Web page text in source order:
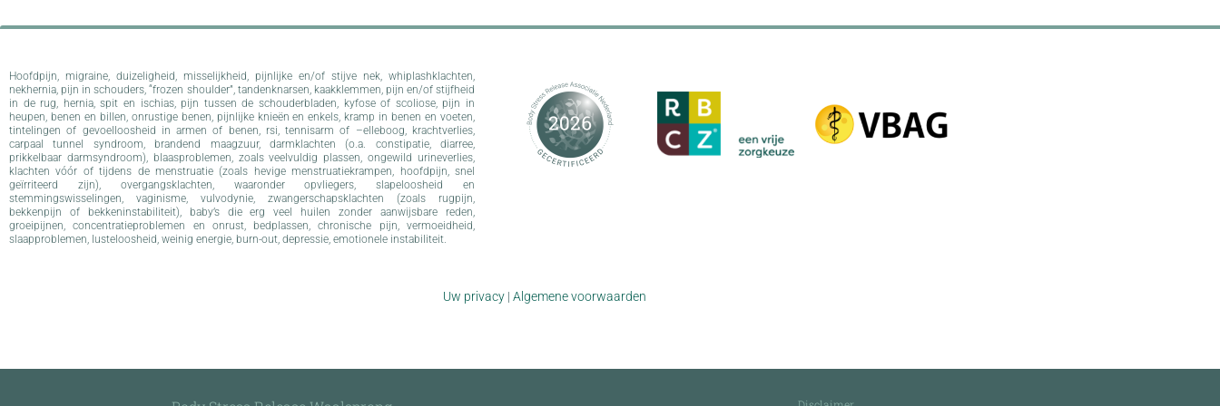
Hoofdpijn, migraine, duizeligheid, misselijkheid, pijnlijke en/of stijve nek, whiplashklachten,
nekhernia, pijn in schouders, “frozen shoulder”, tandenknarsen, kaakklemmen, pijn en/of stijfheid
in de rug, hernia, spit en ischias, pijn tussen de schouderbladen, kyfose of scoliose, pijn in
heupen, benen en billen, onrustige benen, pijnlijke knieën en enkels, kramp in benen en voeten,
tintelingen of gevoelloosheid in armen of benen, rsi, tennisarm of –elleboog, krachtverlies,
carpaal tunnel syndroom, brandend maagzuur, darmklachten (o.a. constipatie, diarree,
prikkelbaar darmsyndroom), blaasproblemen, zoals veelvuldig plassen, ongewild urineverlies,
klachten vóór of tijdens de menstruatie (zoals hevige menstruatiekrampen, hoofdpijn, snel
geïrriteerd zijn), overgangsklachten, waaronder opvliegers, slapeloosheid en
stemmingswisselingen, vaginisme, vulvodynie, zwangerschapsklachten (zoals rugpijn,
bekkenpijn of bekkeninstabiliteit), baby’s die erg veel huilen zonder aanwijsbare reden,
groeipijnen, concentratieproblemen en onrust, bedplassen, chronische pijn, vermoeidheid,
slaapproblemen, lusteloosheid, weinig energie, burn-out, depressie, emotionele instabiliteit.
Uw privacy | Algemene voorwaarden